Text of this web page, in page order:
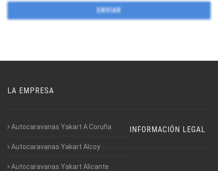
LA EMPRESA
Autocaravanas Yakart A Coruña
Autocaravanas Yakart Alcoy
Autocaravanas Yakart Alicante
INFORMACIÓN LEGAL